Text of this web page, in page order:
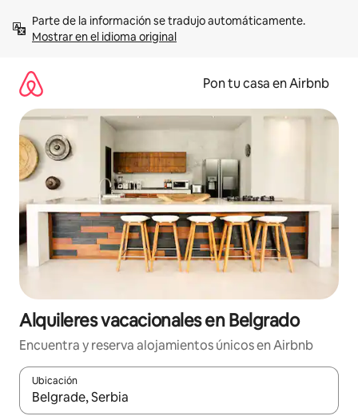
contenidoMostrar en el idioma original
Pon tu casa en Airbnb
Alquileres vacacionales en Belgrado
Encuentra y reserva alojamientos únicos en Airbnb
Ubicación
Cuando los resultados estén disponibles, navega con las